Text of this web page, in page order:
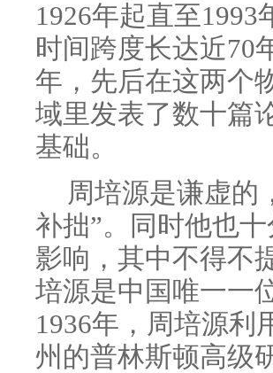
1926年起直至
时间跨度长达近70
年，先后在这两个
域里发表了数十篇
基础。
周培源是谦虚的
补拙”。同时他也
影响，其中不得不
培源是中国唯一一
1936年，周培源利
州的普林斯顿高级